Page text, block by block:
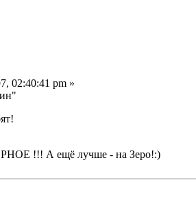
02:40:41 pm »
!!! А ещё лучше - на Зеро!:)